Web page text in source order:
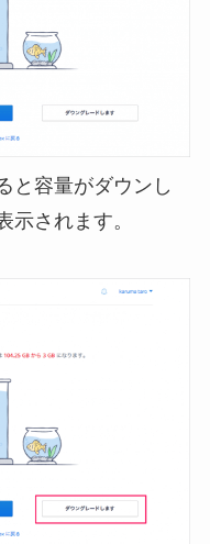
と容量がダウンし
示されます。